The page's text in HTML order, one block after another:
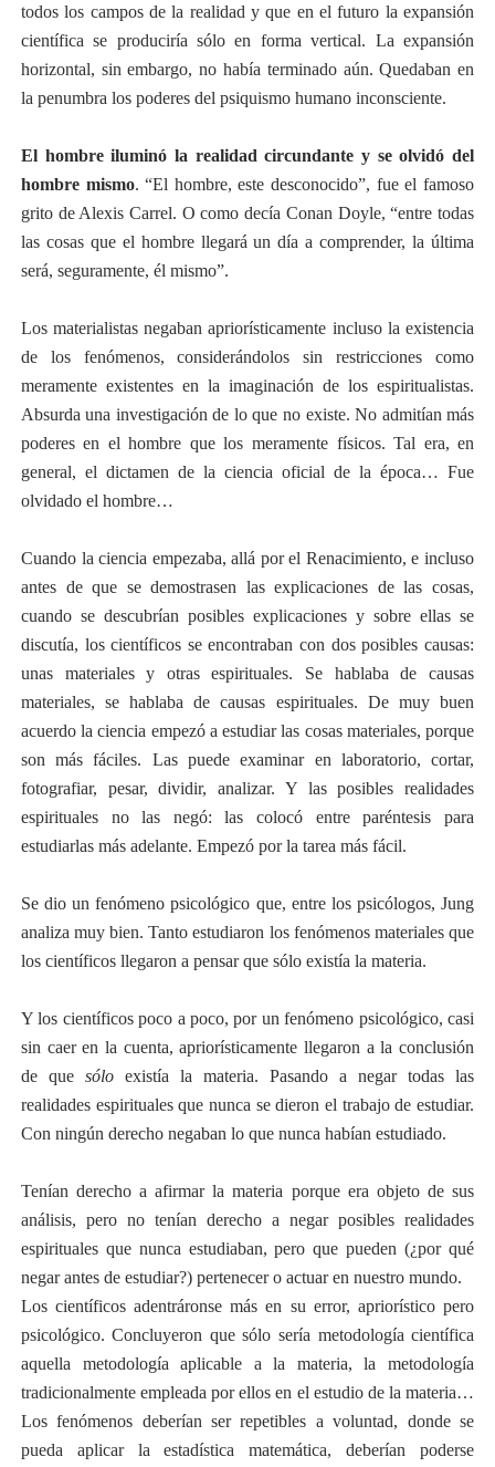
todos los campos de la realidad y que en el futuro la expansión
científica se produciría sólo en forma vertical. La expansión
horizontal, sin embargo, no había terminado aún. Quedaban en
la penumbra los poderes del psiquismo humano inconsciente.
El hombre iluminó la realidad circundante y se olvidó del
hombre mismo. “El hombre, este desconocido”, fue el famoso
grito de Alexis Carrel. O como decía Conan Doyle, “entre todas
las cosas que el hombre llegará un día a comprender, la última
será, seguramente, él mismo”.
Los materialistas negaban apriorísticamente incluso la existencia
de los fenómenos, considerándolos sin restricciones como
meramente existentes en la imaginación de los espiritualistas.
Absurda una investigación de lo que no existe. No admitían más
poderes en el hombre que los meramente físicos. Tal era, en
general, el dictamen de la ciencia oficial de la época… Fue
olvidado el hombre…
Cuando la ciencia empezaba, allá por el Renacimiento, e incluso
antes de que se demostrasen las explicaciones de las cosas,
cuando se descubrían posibles explicaciones y sobre ellas se
discutía, los científicos se encontraban con dos posibles causas:
unas materiales y otras espirituales. Se hablaba de causas
materiales, se hablaba de causas espirituales. De muy buen
acuerdo la ciencia empezó a estudiar las cosas materiales, porque
son más fáciles. Las puede examinar en laboratorio, cortar,
fotografiar, pesar, dividir, analizar. Y las posibles realidades
espirituales no las negó: las colocó entre paréntesis para
estudiarlas más adelante. Empezó por la tarea más fácil.
Se dio un fenómeno psicológico que, entre los psicólogos, Jung
analiza muy bien. Tanto estudiaron los fenómenos materiales que
los científicos llegaron a pensar que sólo existía la materia.
Y los científicos poco a poco, por un fenómeno psicológico, casi
sin caer en la cuenta, apriorísticamente llegaron a la conclusión
de que sóloexistía la materia. Pasando a negar todas las
realidades espirituales que nunca se dieron el trabajo de estudiar.
Con ningún derecho negaban lo que nunca habían estudiado.
Tenían derecho a afirmar la materia porque era objeto de sus
análisis, pero no tenían derecho a negar posibles realidades
espirituales que nunca estudiaban, pero que pueden (¿por qué
negar antes de estudiar?) pertenecer o actuar en nuestro mundo.
Los científicos adentráronse más en su error, apriorístico pero
psicológico. Concluyeron que sólo sería metodología científica
aquella metodología aplicable a la materia, la metodología
tradicionalmente empleada por ellos en el estudio de la materia…
Los fenómenos deberían ser repetibles a voluntad, donde se
pueda aplicar la estadística matemática, deberían poderse